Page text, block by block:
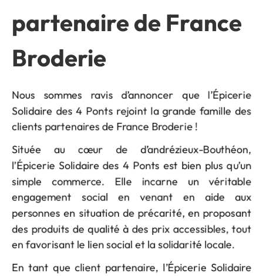
partenaire de France
Broderie
Nous sommes ravis d’annoncer que l’Épicerie
Solidaire des 4 Ponts rejoint la grande famille des
clients partenaires de France Broderie !
Située au cœur de d’andrézieux-Bouthéon,
l’Épicerie Solidaire des 4 Ponts est bien plus qu’un
simple commerce. Elle incarne un véritable
engagement social en venant en aide aux
personnes en situation de précarité, en proposant
des produits de qualité à des prix accessibles, tout
en favorisant le lien social et la solidarité locale.
En tant que client partenaire, l’Épicerie Solidaire